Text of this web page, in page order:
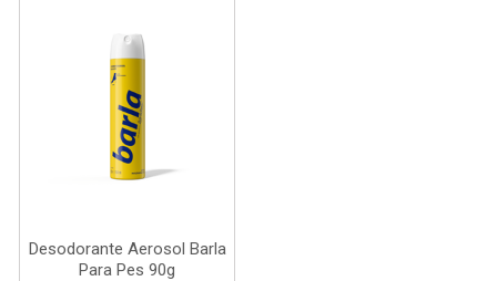
Desodorante Aerosol Barla
Para Pes 90g